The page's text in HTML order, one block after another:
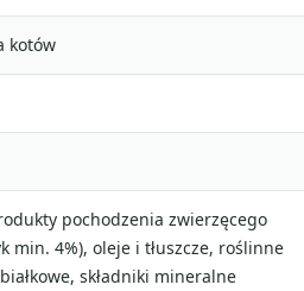
kotów
pochodzenia zwierzęcego
min. 4%), oleje i tłuszcze, roślinne
składniki mineralne